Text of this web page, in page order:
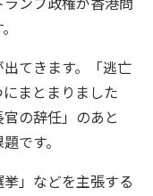
てきます。「逃亡
まとまりました
の辞任」のあと
です。
」などを主張する